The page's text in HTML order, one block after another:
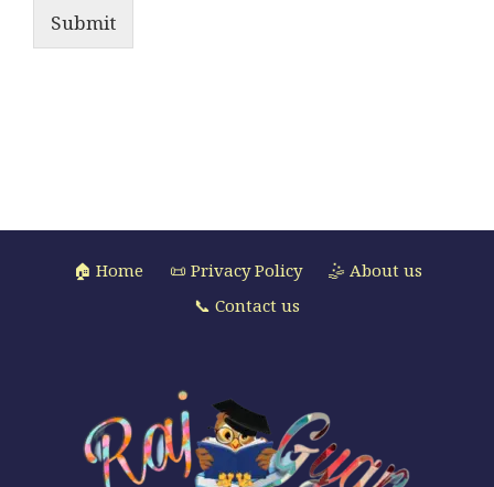
Submit
🏠 Home 📜 Privacy Policy
🤹 About us
📞 Contact us